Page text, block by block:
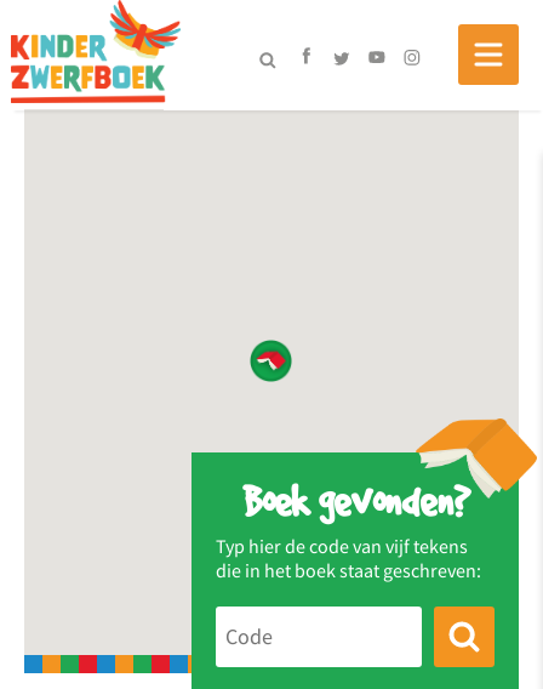
Boek gevonden?
Typ hier de code van vijf tekens
die in het boek staat geschreven: